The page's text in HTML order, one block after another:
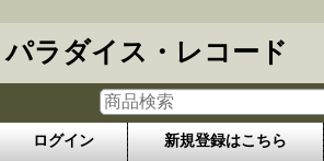
パラダイス・レコード
ログイン 新規登録はこちら